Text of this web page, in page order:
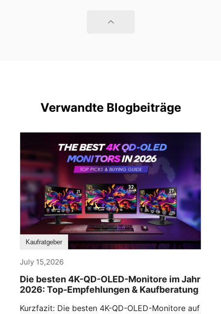
Verwandte Blogbeiträge
Kaufratgeber
July 15,2026
Die besten 4K-QD-OLED-Monitore im Jahr
2026: Top-Empfehlungen & Kaufberatung
Kurzfazit: Die besten 4K-QD-OLED-Monitore auf